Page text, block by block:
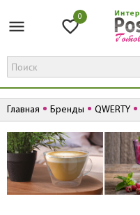
0
Главная Бренды QWERTY